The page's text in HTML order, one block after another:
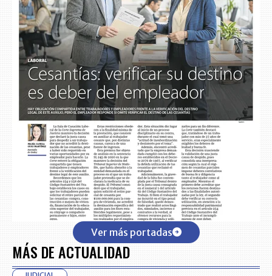
Ver más portadas
MÁS DE ACTUALIDAD